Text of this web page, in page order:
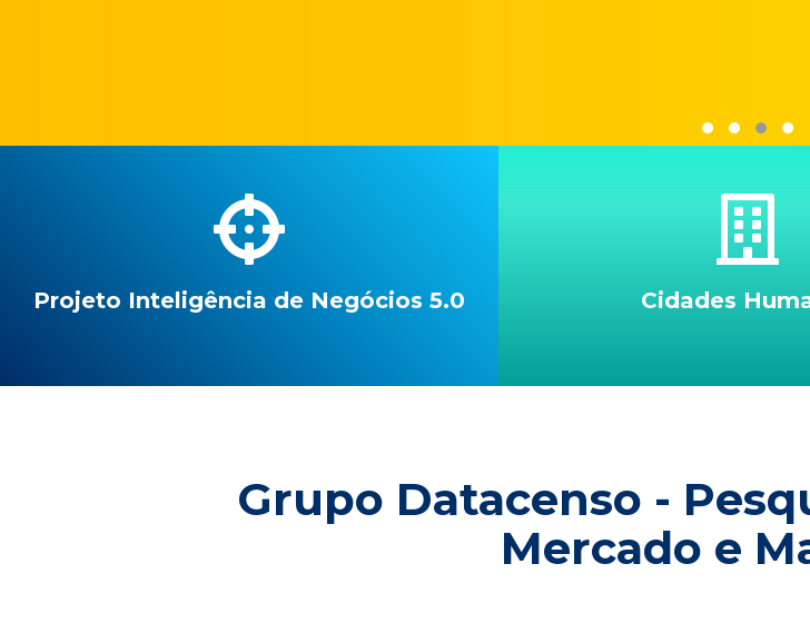
Projeto Inteligência de Negócios 5.0 Cidades
Grupo Datacenso -
Mercado e